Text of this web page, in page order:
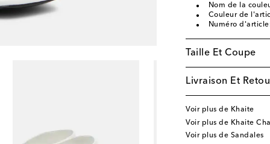
Nom de la
Couleur de
Numéro
Taille Et Coupe
Livraison Et
Voir plus de Khaite
Voir plus de Khaite
Voir plus de Sandales